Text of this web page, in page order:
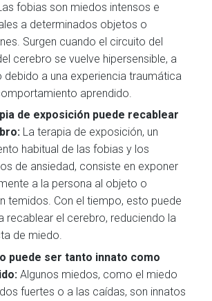
fobias son miedos intensos e
a determinados objetos o
Surgen cuando el circuito del
cerebro se vuelve hipersensible, a
debido a una experiencia traumática
aprendido.
de exposición puede recablear
La terapia de exposición, un
habitual de las fobias y los
de ansiedad, consiste en exponer
a la persona al objeto o
temidos. Con el tiempo, esto puede
recablear el cerebro, reduciendo la
de miedo.
puede ser tanto innato como
Algunos miedos, como el miedo
fuertes o a las caídas, son innatos